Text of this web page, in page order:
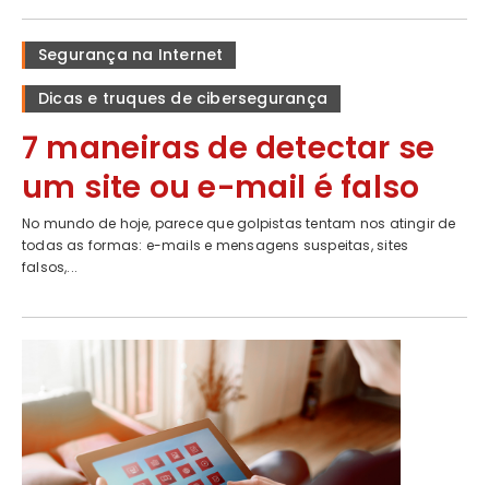
Segurança na Internet
Dicas e truques de cibersegurança
7 maneiras de detectar se
um site ou e-mail é falso
No mundo de hoje, parece que golpistas tentam nos atingir de
todas as formas: e-mails e mensagens suspeitas, sites
falsos,...